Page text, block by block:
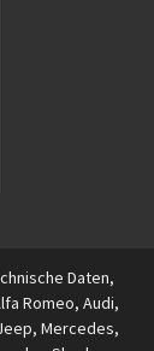
Daten,
Romeo, Audi,
Mercedes,